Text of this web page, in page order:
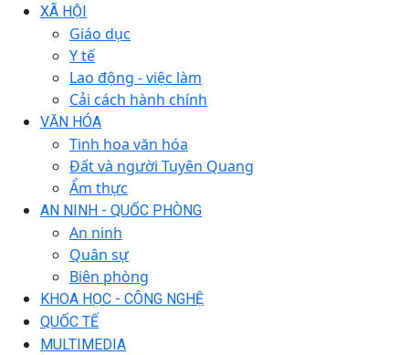
XÃ HỘI
Giáo dục
Y tế
Lao động - việc làm
Cải cách hành chính
VĂN HÓA
Tinh hoa văn hóa
Đất và người Tuyên Quang
Ẩm thực
AN NINH - QUỐC PHÒNG
An ninh
Quân sự
Biên phòng
KHOA HỌC - CÔNG NGHỆ
QUỐC TẾ
MULTIMEDIA